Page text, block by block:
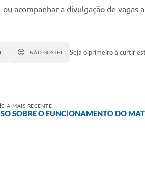
ou acompanhar a divulgação de vagas
NÃO GOSTEI Seja o primeiro a curtir
MAIS RECENTE
SOBRE O FUNCIONAMENTO DO